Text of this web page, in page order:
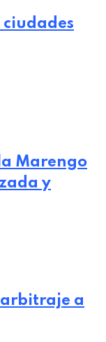
ciudades
Marengo
y
arbitraje a